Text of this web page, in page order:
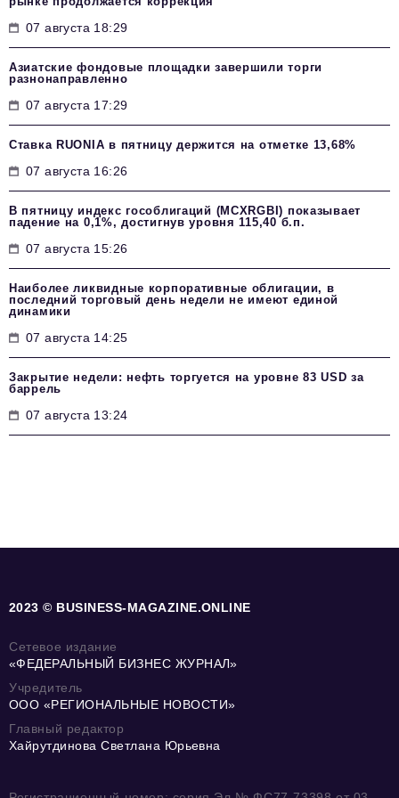
07 августа 18:29
Азиатские фондовые площадки завершили торги
разнонаправленно
07 августа 17:29
Ставка RUONIA в пятницу держится на отметке 13,68%
07 августа 16:26
В пятницу индекс гособлигаций (MCXRGBI) показывает
падение на 0,1%, достигнув уровня 115,40 б.п.
07 августа 15:26
Наиболее ликвидные корпоративные облигации, в
последний торговый день недели не имеют единой
динамики
07 августа 14:25
Закрытие недели: нефть торгуется на уровне 83 USD за
баррель
07 августа 13:24
2023 © BUSINESS-MAGAZINE.ONLINE
Сетевое издание
«ФЕДЕРАЛЬНЫЙ БИЗНЕС ЖУРНАЛ»
Учредитель
ООО «РЕГИОНАЛЬНЫЕ НОВОСТИ»
Главный редактор
Хайрутдинова Светлана Юрьевна